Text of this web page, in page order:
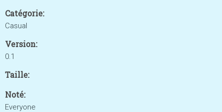
Catégorie:
Casual
Version:
0.1
Taille:
Noté:
Everyone